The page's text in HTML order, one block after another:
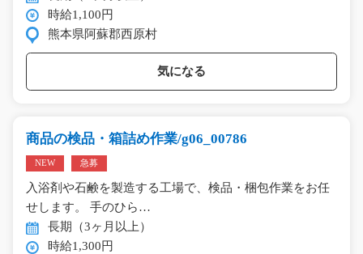
時給1,100円
熊本県阿蘇郡西原村
気になる
商品の検品・箱詰め作業/g06_00786
NEW 急募
入浴剤や石鹸を製造する工場で、検品・梱包作業をお任
せします。 手のひら…
長期（3ヶ月以上）
時給1,300円